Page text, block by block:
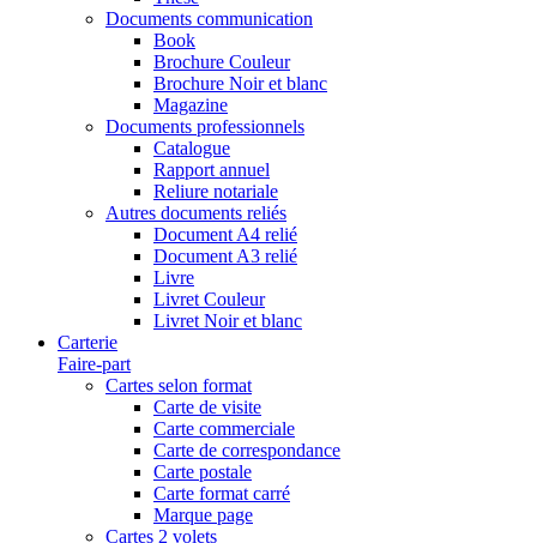
Documents communication
Book
Brochure Couleur
Brochure Noir et blanc
Magazine
Documents professionnels
Catalogue
Rapport annuel
Reliure notariale
Autres documents reliés
Document A4 relié
Document A3 relié
Livre
Livret Couleur
Livret Noir et blanc
Carterie
Faire-part
Cartes selon format
Carte de visite
Carte commerciale
Carte de correspondance
Carte postale
Carte format carré
Marque page
Cartes 2 volets